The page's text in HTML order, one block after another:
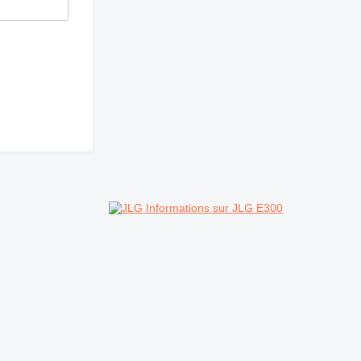
Informations sur JLG E300